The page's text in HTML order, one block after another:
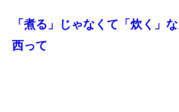
「煮る」じゃなくて「炊く」
西って